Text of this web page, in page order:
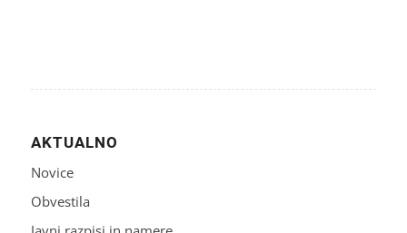
AKTUALNO
Novice
Obvestila